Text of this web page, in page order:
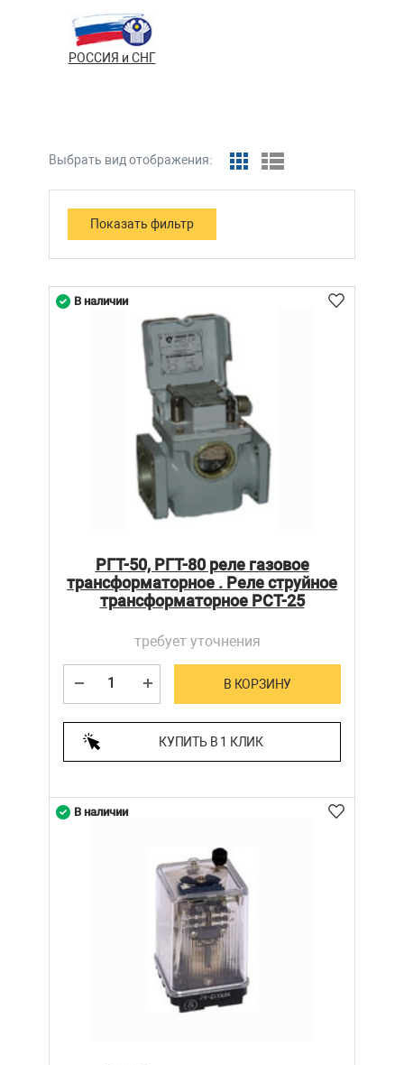
РОССИЯ и СНГ
Выбрать вид отображения:
РГТ-50, РГТ-80 реле газовое
трансформаторное . Реле струйное
трансформаторное РСТ-25
требует уточнения
В КОРЗИНУ
КУПИТЬ В 1 КЛИК
В наличии
В наличии